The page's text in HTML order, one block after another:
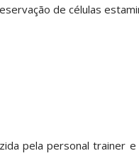
de células
pela personal trainer